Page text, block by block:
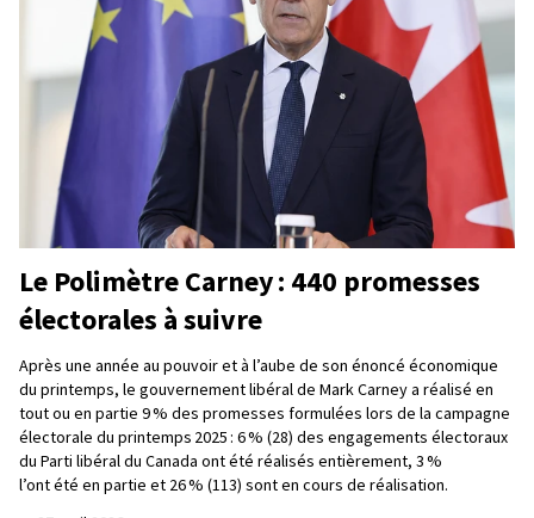
Le Polimètre Carney : 440 promesses
électorales à suivre
Après une année au pouvoir et à l’aube de son énoncé économique
du printemps, le gouvernement libéral de Mark Carney a réalisé en
tout ou en partie 9 % des promesses formulées lors de la campagne
électorale du printemps 2025 : 6 % (28) des engagements électoraux
du Parti libéral du Canada ont été réalisés entièrement, 3 %
l’ont été en partie et 26 % (113) sont en cours de réalisation.